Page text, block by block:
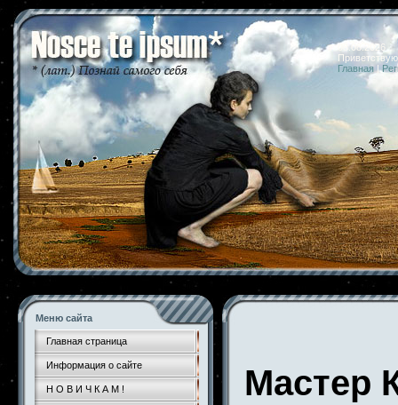
08.08.2026
Главная |
Меню сайта
Главная страница
Информация о сайте
Н О В И Ч К А М ! Мастер